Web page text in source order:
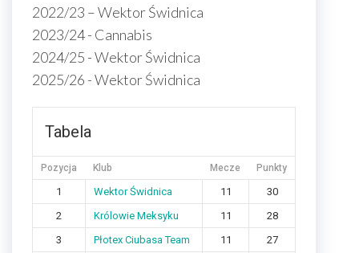
2022/23 – Wektor Świdnica
2023/24 - Cannabis
2024/25 - Wektor Świdnica
2025/26 - Wektor Świdnica
Tabela
Pozycja Klub Mecze Punkty
1 Wektor Świdnica 11
30
2
Królowie Meksyku 11
28
3
Płotex Ciubasa Team 11 27